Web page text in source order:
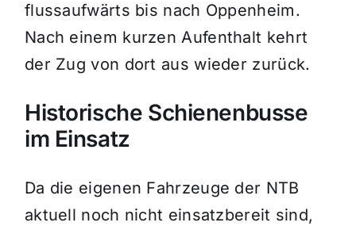
flussaufwärts bis nach Oppenheim.
Nach einem kurzen Aufenthalt kehrt
der Zug von dort aus wieder zurück.
Historische Schienenbusse
im Einsatz
Da die eigenen Fahrzeuge der NTB
aktuell noch nicht einsatzbereit sind,